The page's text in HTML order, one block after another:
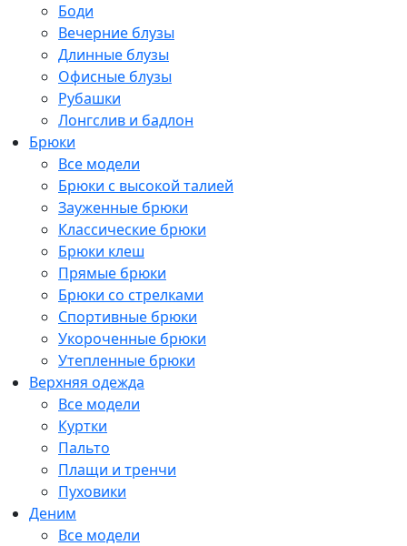
Боди
Вечерние блузы
Длинные блузы
Офисные блузы
Рубашки
Лонгслив и бадлон
Брюки
Все модели
Брюки с высокой талией
Зауженные брюки
Классические брюки
Брюки клеш
Прямые брюки
Брюки со стрелками
Спортивные брюки
Укороченные брюки
Утепленные брюки
Верхняя одежда
Все модели
Куртки
Пальто
Плащи и тренчи
Пуховики
Деним
Все модели